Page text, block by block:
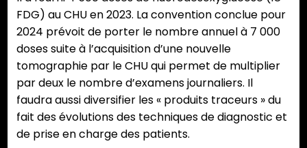
FDG) au CHU en 2023. La convention conclue pour
2024 prévoit de porter le nombre annuel à 7 000
doses suite à l’acquisition d’une nouvelle
tomographie par le CHU qui permet de multiplier
par deux le nombre d’examens journaliers. Il
faudra aussi diversifier les « produits traceurs » du
fait des évolutions des techniques de diagnostic et
de prise en charge des patients.